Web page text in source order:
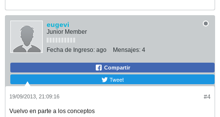
eugevi
Junior Member
Fecha de Ingreso: ago Mensajes: 4
Compartir
Tweet
#4
19/09/2013, 21:09:16
Vuelvo en parte a los conceptos